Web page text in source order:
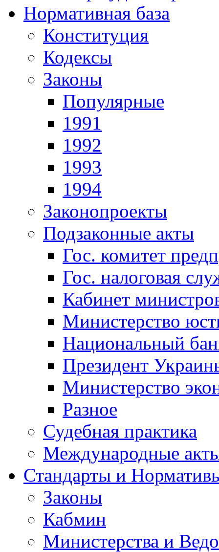
Нормативная база
Конституция
Кодексы
Законы
Популярные
1991
1992
1993
1994
Законопроекты
Подзаконные акты
Гос. комитет
Гос. налоговая
Кабинет
Министерство
Национальный
Президент
Министерство
Разное
Судебная практика
Международные
Стандарты и
Законы
Кабмин
Министерства и